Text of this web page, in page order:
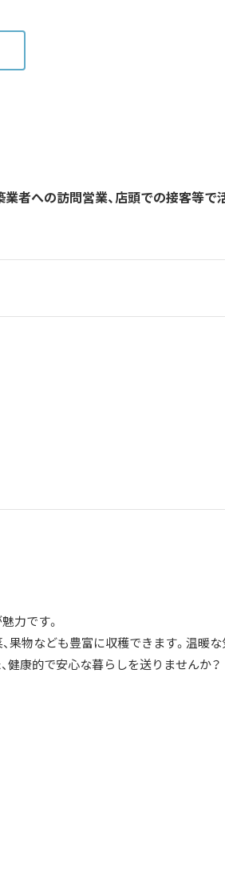
者への訪問営業、店頭での接客等で
力です。
果物なども豊富に収穫できます。温暖
健康的で安心な暮らしを送りませんか？